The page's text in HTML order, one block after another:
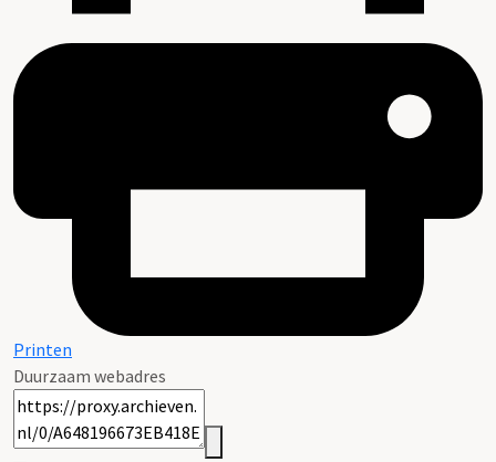
Printen
Duurzaam webadres